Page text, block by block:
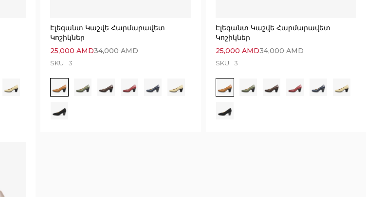
Էլեգանտ Կաշվե Հարմարավետ
Կոշիկներ
34,000AMD
25,000AMD
SKU 3
Էլեգանտ Կաշվե Հարմարավետ
Կոշիկներ
34,000AMD
25,000 AMD
SKU 3